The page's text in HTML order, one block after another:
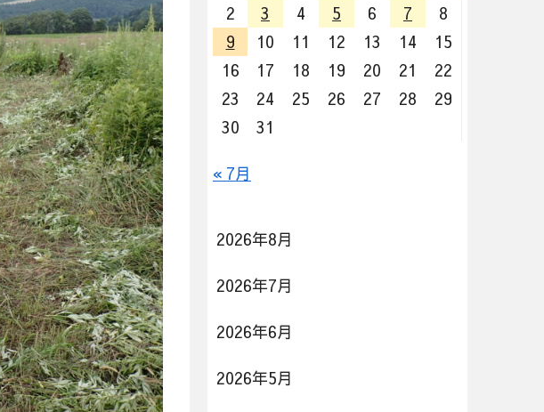
2
3 4 5 6 7
8
9
10 11 12 13 14
15
16
17 18 19 20 21
22
23
24 25 26 27 28
29
30
31
« 7月
2026年8月
2026年7月
2026年6月
2026年5月